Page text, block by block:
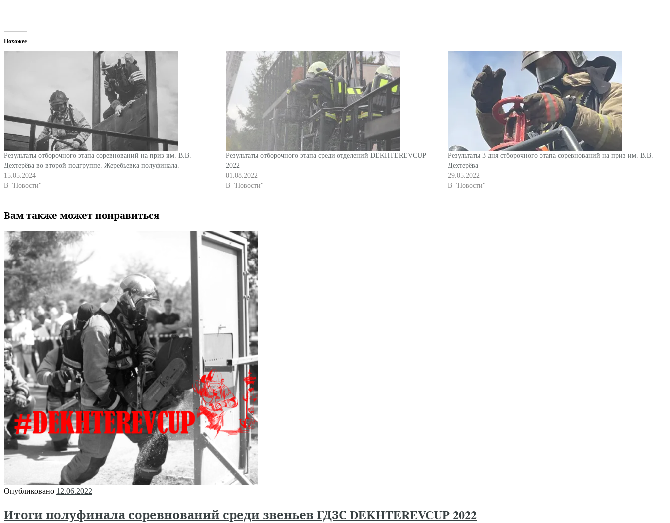
Похожее
Результаты отборочного этапа соревнований на приз им. В.В.
Дехтерёва во второй подгруппе. Жеребьевка полуфинала.
15.05.2024
В "Новости"
Результаты отборочного этапа среди отделений DEKHTEREVCUP
2022
01.08.2022
В "Новости"
Результаты 3 дня отборочного этапа соревнований на приз им. В.В.
Дехтерёва
29.05.2022
В "Новости"
Вам также может понравиться
Опубликовано 12.06.2022
Итоги полуфинала соревнований среди звеньев ГДЗС DEKHTEREVCUP 2022